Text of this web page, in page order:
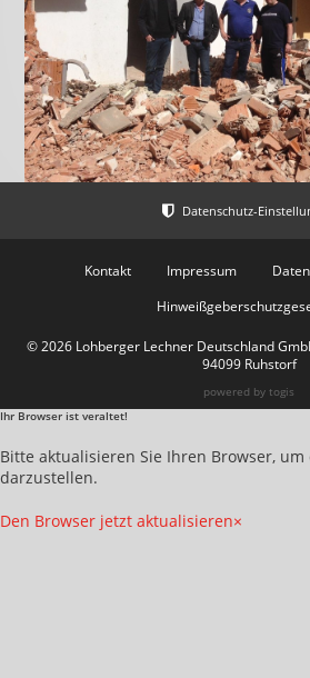
Kontakt Impressum
© 2026 Lohberger Lechner Deutschland
94099 Ruhstorf
powered by togis
Ihr Browser ist veraltet!
Bitte aktualisieren Sie Ihren Browser,
darzustellen.
Den Browser jetzt aktualisieren×